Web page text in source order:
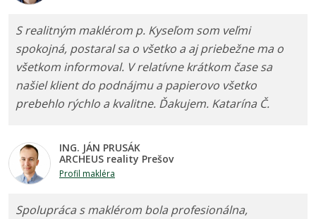
S realitným maklérom p. Kyseľom som veľmi
spokojná, postaral sa o všetko a aj priebežne ma o
všetkom informoval. V relatívne krátkom čase sa
našiel klient do podnájmu a papierovo všetko
prebehlo rýchlo a kvalitne. Ďakujem. Katarína Č.
ING. JÁN PRUSÁK
ARCHEUS reality Prešov
Profil makléra
Spolupráca s maklérom bola profesionálna,